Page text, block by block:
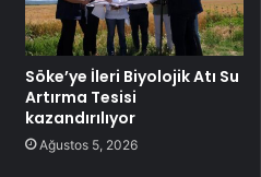
Söke’ye İleri Biyolojik Atı Su
Artırma Tesisi
kazandırılıyor
Ağustos 5, 2026